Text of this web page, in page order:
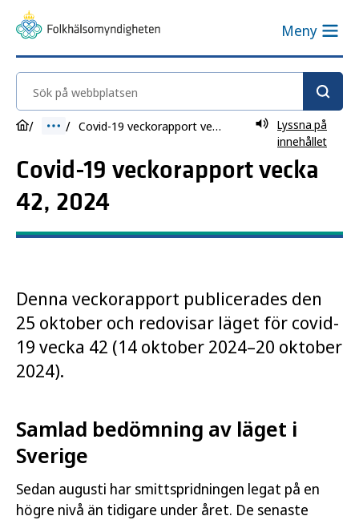
Meny
Sök på webbplatsen
Covid-19 veckorapport vecka 42, 2024
Lyssna på
innehållet
Covid-19 veckorapport vecka
42, 2024
Denna veckorapport publicerades den
25 oktober och redovisar läget för covid-
19 vecka 42 (14 oktober 2024–20 oktober
2024).
Samlad bedömning av läget i
Sverige
Sedan augusti har smittspridningen legat på en
högre nivå än tidigare under året. De senaste